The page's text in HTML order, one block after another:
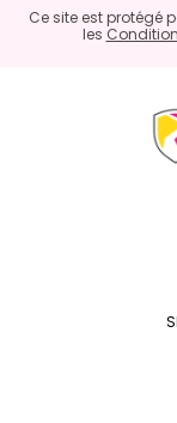
Ce site est protégé
les